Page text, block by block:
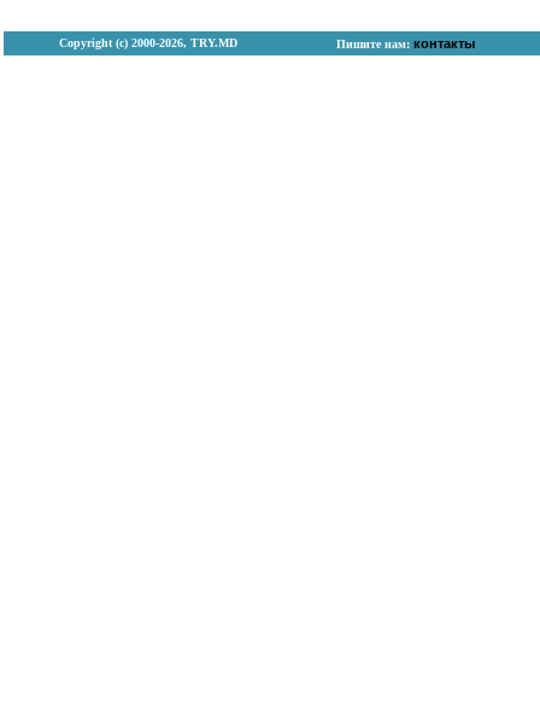
Copyright (с) 2000-2026, TRY.MD Пишите нам: контакты